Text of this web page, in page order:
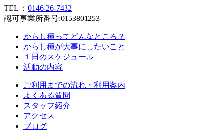
TEL ： 0146-26-7432
認可事業所番号:0153801253
からし種ってどんなところ？
からし種が大事にしたいこと
１日のスケジュール
活動の内容
ご利用までの流れ・利用案内
よくある質問
スタッフ紹介
アクセス
ブログ